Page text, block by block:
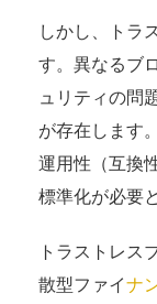
しかし、トラ
す。異なるブ
ュリティの問
が存在します
運用性（互換
標準化が必要
トラストレス
散型ファイナ